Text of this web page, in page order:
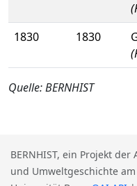
1830 1830
Quelle: BERNHIST
BERNHIST, ein Projekt
und Umweltgeschichte